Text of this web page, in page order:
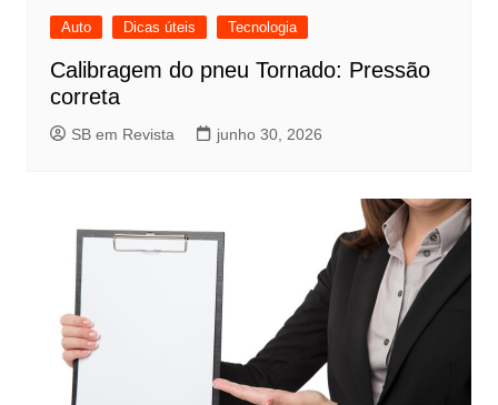
Auto Dicas úteis Tecnologia
Calibragem do pneu Tornado: Pressão
correta
SB em Revista junho 30, 2026